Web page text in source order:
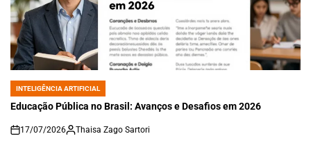
POSTED
IN
INTELIGÊNCIA ARTIFICIAL
Educação Pública no Brasil: Avanços e Desafios em 2026
on
17/07/2026 Thaisa Zago Sartori